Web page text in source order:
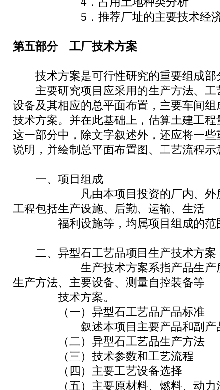
5．推荐厂址的主要技术经济
第五部分 工厂技术方案
技术方案是可行性研究的重要组成部
主要研究项目应采用的生产方法、工
设备及其相应的总平面布置，主要车间
技术方案。并在此基础上，估算土建工
这一部分中，除文字叙述外，还应将一
说明，并绘制总平面布置图、工艺流程示
一、项目组成
凡由本项目投资的厂内、外所
工程包括生产设施、后勤、运输、生活
福利设施等，均属项目组成的范
二、异型石工艺品项目生产技术方案
生产技术方案系指产品生产所
生产方法、主要设备、测量自控装备等
技术方案。
（一）异型石工艺品产品标准
叙述本项目主要产品和副产品
（二）异型石工艺品生产方法
（三）技术参数和工艺流程
（四）主要工艺设备选择
（五）主要原材料、燃料、动力